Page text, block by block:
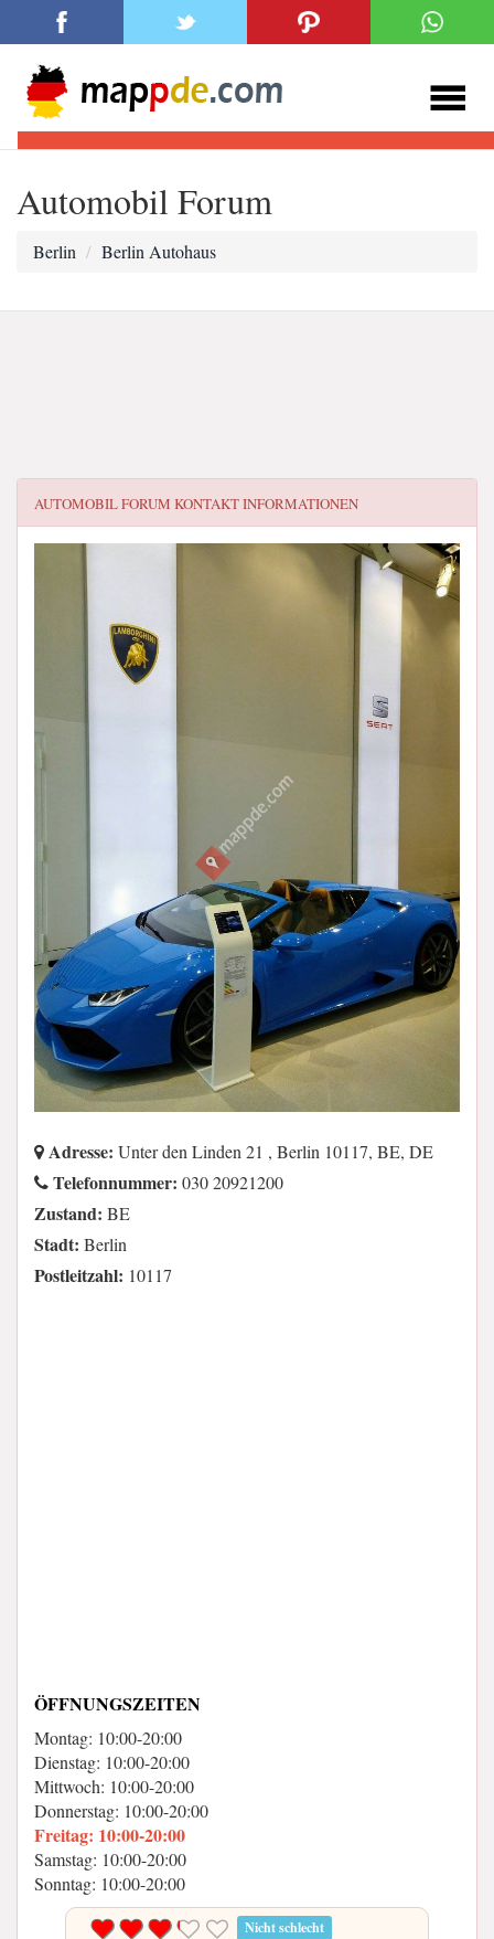
Automobil Forum
Berlin Berlin Autohaus
AUTOMOBIL FORUM KONTAKT INFORMATIONEN
Adresse: Unter den Linden 21 , Berlin 10117, BE, DE
Telefonnummer: 030 20921200
Zustand: BE
Stadt: Berlin
Postleitzahl: 10117
ÖFFNUNGSZEITEN
Montag: 10:00-20:00
Dienstag: 10:00-20:00
Mittwoch: 10:00-20:00
Donnerstag: 10:00-20:00
Freitag: 10:00-20:00
Samstag: 10:00-20:00
Sonntag: 10:00-20:00
Nicht schlecht